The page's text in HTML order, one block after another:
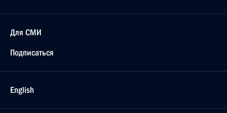
Для СМИ
Подписаться
English